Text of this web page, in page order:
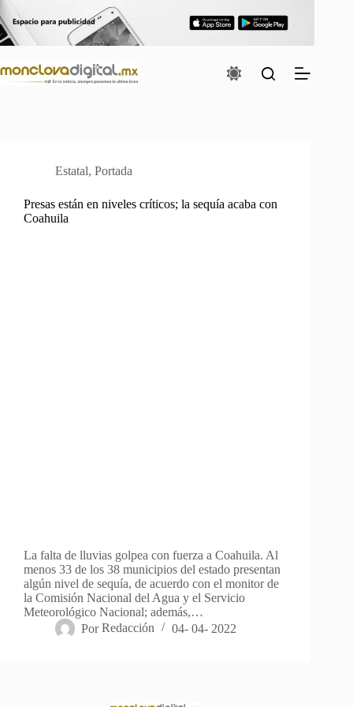
al
contenido
Estatal, Portada
Presas están en niveles críticos; la sequía acaba con
Coahuila
La falta de lluvias golpea con fuerza a Coahuila. Al
menos 33 de los 38 municipios del estado presentan
algún nivel de sequía, de acuerdo con el monitor de
la Comisión Nacional del Agua y el Servicio
Meteorológico Nacional; además,…
Por Redacción 04- 04- 2022